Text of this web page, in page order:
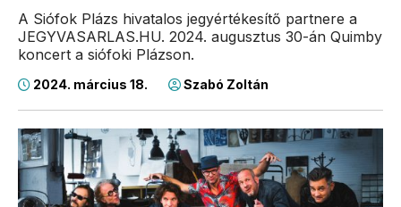
A Siófok Plázs hivatalos jegyértékesítő partnere a
JEGYVASARLAS.HU. 2024. augusztus 30-án Quimby
koncert a siófoki Plázson.
2024. március 18. Szabó Zoltán